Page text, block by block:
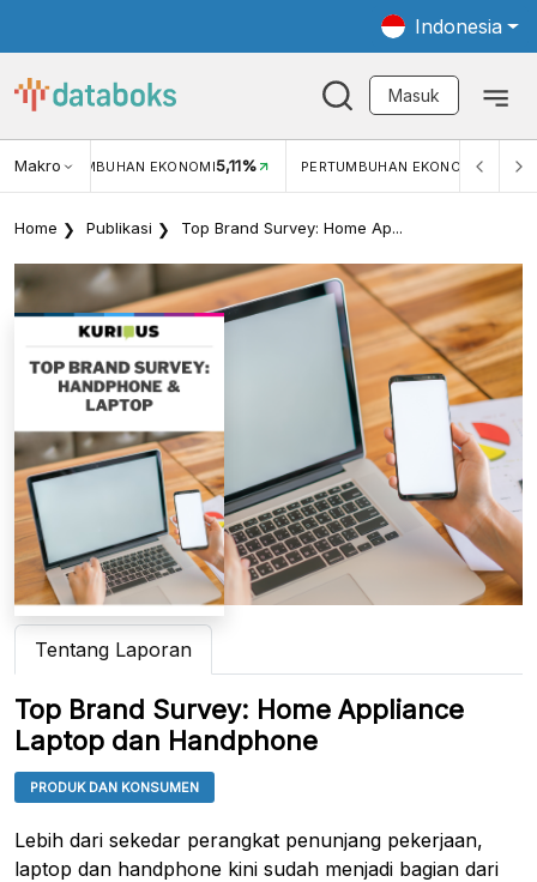
Indonesia
Masuk
Makro
PERTUMBUHAN EKONOMI5,11% PERTUMBUHAN EKONOMI (YOY) (Q1)
Home Publikasi Top Brand Survey: Home Ap...
Tentang Laporan
Top Brand Survey: Home Appliance
Laptop dan Handphone
PRODUK DAN KONSUMEN
Lebih dari sekedar perangkat penunjang pekerjaan,
laptop dan handphone kini sudah menjadi bagian dari